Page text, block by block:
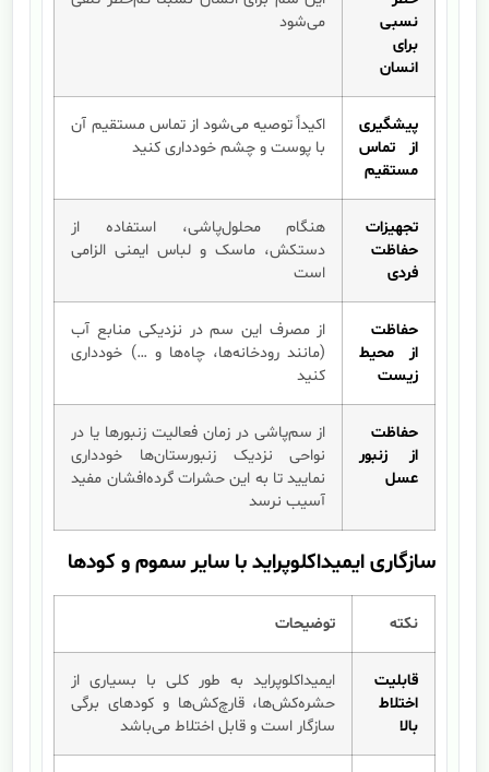
نسبی
برای
انسان
می‌شود
پیشگیری
از تماس
مستقیم
اکیداً توصیه می‌شود از تماس مستقیم آن
با پوست و چشم خودداری کنید
تجهیزات
حفاظت
فردی
هنگام محلول‌پاشی، استفاده از
دستکش، ماسک و لباس ایمنی الزامی
است
حفاظت
از محیط
زیست
از مصرف این سم در نزدیکی منابع آب
(مانند رودخانه‌ها، چاه‌ها و …) خودداری
کنید
حفاظت
از زنبور
عسل
از سم‌پاشی در زمان فعالیت زنبورها یا در
نواحی نزدیک زنبورستان‌ها خودداری
نمایید تا به این حشرات گرده‌افشان مفید
آسیب نرسد
سازگاری ایمیداکلوپراید با سایر سموم و کودها
نکته توضیحات
قابلیت
اختلاط
بالا
ایمیداکلوپراید به طور کلی با بسیاری از
حشره‌کش‌ها، قارچ‌کش‌ها و کودهای برگی
سازگار است و قابل اختلاط می‌باشد